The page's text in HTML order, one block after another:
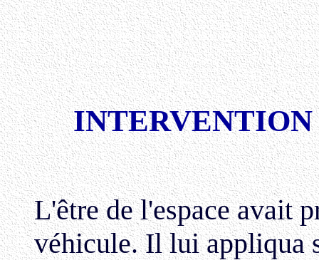
L'être de l'espace avait
véhicule. Il lui appliqua